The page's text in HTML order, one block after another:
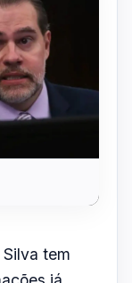
Dias
dono
do
apontou
de Vorcaro,
por